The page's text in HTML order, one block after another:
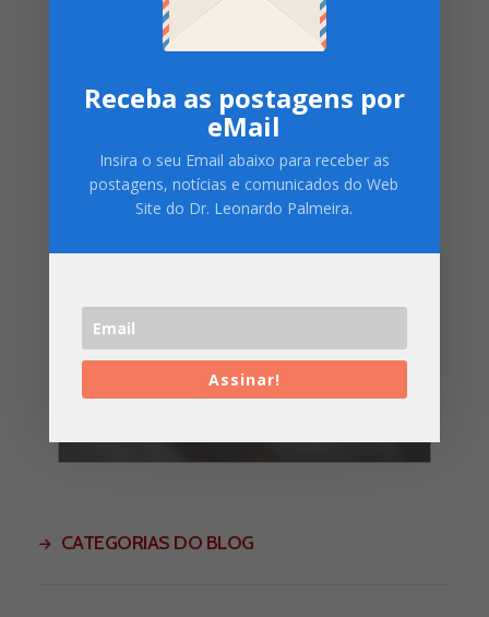
CATEGORIAS DO BLOG
Receba as postagens por
eMail
Insira o seu Email abaixo para receber as
postagens, notícias e comunicados do Web
Site do Dr. Leonardo Palmeira.
Assinar!